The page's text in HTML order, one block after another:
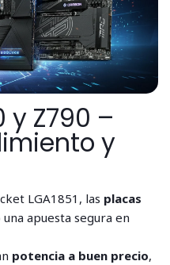
y Z790 –
y
LGA1851, las placas
apuesta segura en
potencia a buen precio,